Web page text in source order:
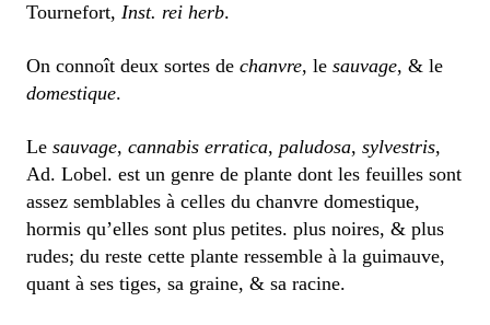
Tournefort, Inst. rei herb.
On connoît deux sortes de chanvre, le sauvage, & le
domestique.
Le sauvage, cannabis erratica, paludosa, sylvestris,
Ad. Lobel. est un genre de plante dont les feuilles sont
assez semblables à celles du chanvre domestique,
hormis qu’elles sont plus petites. plus noires, & plus
rudes; du reste cette plante ressemble à la guimauve,
quant à ses tiges, sa graine, & sa racine.